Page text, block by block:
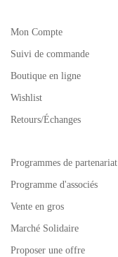
Mon Compte
Suivi de commande
Boutique en ligne
Wishlist
Retours/Échanges
Programmes de partenariat
Programme d'associés
Vente en gros
Marché Solidaire
Proposer une offre